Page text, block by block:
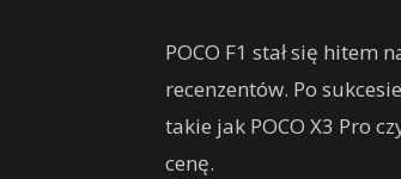
POCO F1 stał się hitem
recenzentów. Po
takie jak POCO X3 Pro
cenę.